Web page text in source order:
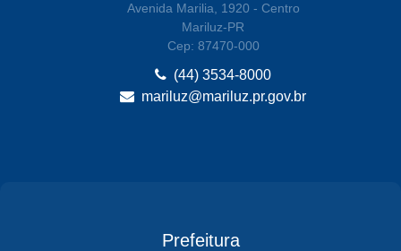
Avenida Marilia, 1920 - Centro
Mariluz-PR
Cep: 87470-000
(44) 3534-8000
mariluz@mariluz.pr.gov.br
Prefeitura